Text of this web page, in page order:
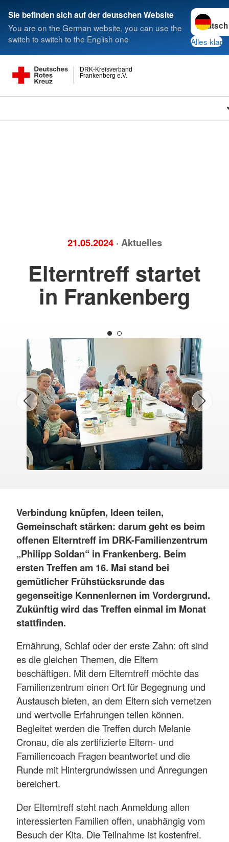
Sie befinden sich auf der deutschen Website
You are on the German website, you can use the
switch to switch to the English one
Sprache
Alles klar
Frankenberg e.V.
DRK-Kreisverband
21.05.2024 · Aktuelles
Elterntreff startet
in Frankenberg
Verbindung knüpfen, Ideen teilen,
Gemeinschaft stärken: darum geht es beim
offenen Elterntreff im DRK-Familienzentrum
„Philipp Soldan“ in Frankenberg. Beim
ersten Treffen am 16. Mai stand bei
gemütlicher Frühstücksrunde das
gegenseitige Kennenlernen im Vordergrund.
Zukünftig wird das Treffen einmal im Monat
stattfinden.
Ernährung, Schlaf oder der erste Zahn: oft sind
es die gleichen Themen, die Eltern
beschäftigen. Mit dem Elterntreff möchte das
Familienzentrum einen Ort für Begegnung und
Austausch bieten, an dem Eltern sich vernetzen
und wertvolle Erfahrungen teilen können.
Begleitet werden die Treffen durch Melanie
Cronau, die als zertifizierte Eltern- und
Familiencoach Fragen beantwortet und die
Runde mit Hintergrundwissen und Anregungen
bereichert.
Der Elterntreff steht nach Anmeldung allen
interessierten Familien offen, unabhängig vom
Besuch der Kita. Die Teilnahme ist kostenfrei.